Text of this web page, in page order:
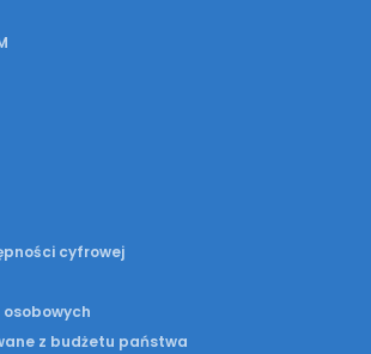
cyfrowej
z budżetu państwa